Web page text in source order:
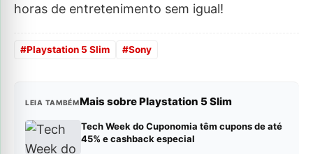
horas de entretenimento sem igual!
#Playstation 5 Slim #Sony
LEIA TAMBÉMMais sobre Playstation 5 Slim
Tech Week do Cuponomia têm cupons de até
45% e cashback especial